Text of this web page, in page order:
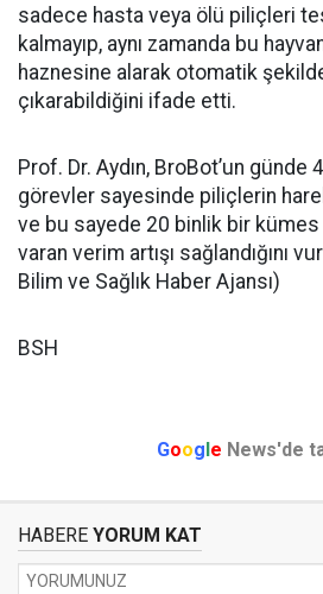
sadece hasta veya ölü piliçleri
kalmayıp, aynı zamanda bu
haznesine alarak otomatik
çıkarabildiğini ifade etti.
Prof. Dr. Aydın, BroBot’un günde
görevler sayesinde piliçlerin
ve bu sayede 20 binlik bir kümes
varan verim artışı sağlandığını
Bilim ve Sağlık Haber Ajansı)
BSH
Google News'de
HABERE YORUM KAT